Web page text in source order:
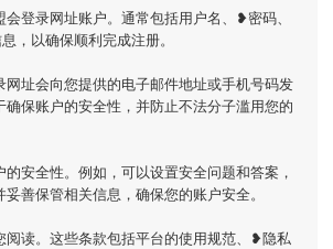
登录网址账户。通常包括用户名、❥密码、
，以确保顺利完成注册。
址会向您提供的电子邮件地址或手机号码发
保账户的安全性，并防止不法分子滥用您的
安全性。例如，可以设置安全问题和答案，
善保管相关信息，确保您的账户安全。
读。这些条款包括平台的使用规范、❥隐私